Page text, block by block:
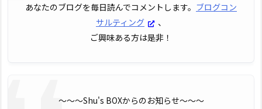
あなたのブログを毎日読んでコメントします。 ブログコン
サルティング
、
ご興味ある方は是非！
〜〜〜Shu's BOXからのお知らせ〜〜〜